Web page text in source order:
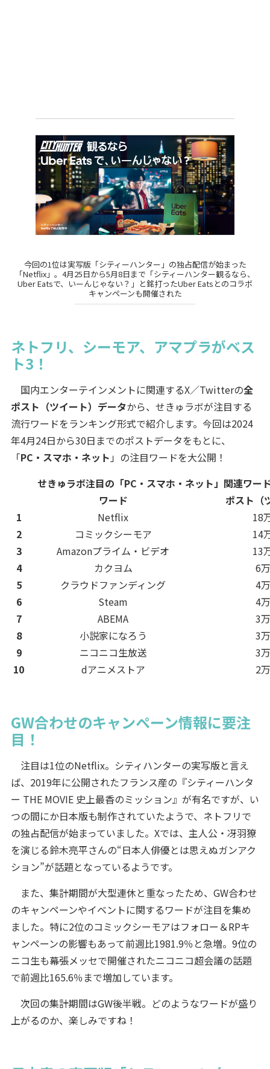
今回の1位は実写版「シティーハンター」の独占配信が始まった
「Netflix」。4月25日から5月8日まで「シティーハンター観るなら、
Uber Eatsで、いーんじゃない？」と銘打ったUber Eatsとのコラボ
キャンペーンも開催された
ネトフリ、シーモア、アマプラがベス
ト3！
国内エンターテインメントに関連するX／Twitterの全
ポスト（ツイート）データから、せきゅラボが注目する
流行ワードをランキング形式で紹介します。今回は2024
年4月24日から30日までのポストデータをもとに、
「PC・スマホ・ネット 」の注目ワードを大公開！
せきゅラボ注目の「PC・スマホ・ネット」関連ワ
ワード
ポスト（
1
Netflix
18
2
コミックシーモア
14
3
Amazonプライム・ビデオ
13
4
カクヨム
6
5
クラウドファンディング
4
6
Steam
4
7
ABEMA
3
8
小説家になろう
3
9
ニコニコ生放送
3
10
dアニメストア 2
GW合わせのキャンペーン情報に要注
目！
注目は1位のNetflix。シティハンターの実写版と言え
ば、2019年に公開されたフランス産の『シティーハンタ
ー THE MOVIE 史上最香のミッション』が有名ですが、い
つの間にか日本版も制作されていたようで、ネトフリで
の独占配信が始まっていました。Xでは、主人公・冴羽獠
を演じる鈴木亮平さんの“日本人俳優とは思えぬガンアク
ション”が話題となっているようです。
また、集計期間が大型連休と重なったため、GW合わせ
のキャンペーンやイベントに関するワードが注目を集め
ました。特に2位のコミックシーモアはフォロー＆RPキ
ャンペーンの影響もあって前週比1981.9％と急増。9位の
ニコ生も幕張メッセで開催されたニコニコ超会議の話題
で前週比165.6％まで増加しています。
次回の集計期間はGW後半戦。どのようなワードが盛り
上がるのか、楽しみですね！